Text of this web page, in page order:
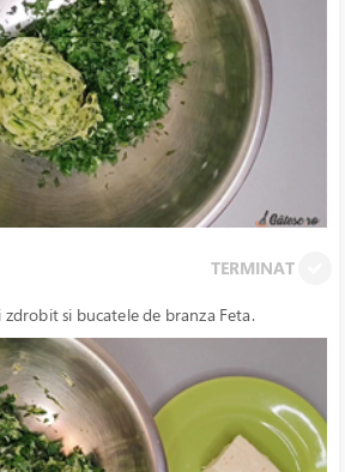
TERMINAT
si bucatele de branza Feta.